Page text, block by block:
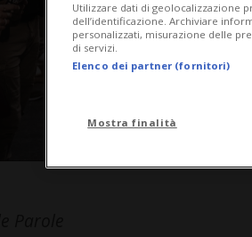
Utilizzare dati di geolocalizzazione
dell’identificazione. Archiviare
personalizzati, misurazione delle
di servizi.
Elenco dei partner (fornitori)
Mostra finalità